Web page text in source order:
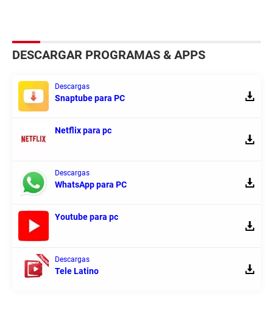
DESCARGAR PROGRAMAS & APPS
Descargas
Snaptube para PC
Netflix para pc
Descargas
WhatsApp para PC
Youtube para pc
Descargas
Tele Latino